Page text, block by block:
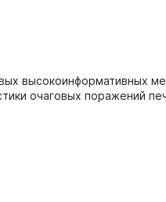
высокоинформативных
очаговых поражений